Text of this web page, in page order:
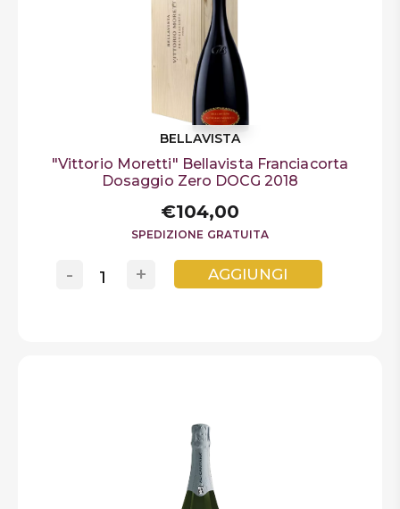
BELLAVISTA
"Vittorio Moretti" Bellavista Franciacorta
Dosaggio Zero DOCG 2018
€104,00
SPEDIZIONE GRATUITA
+
- AGGIUNGI